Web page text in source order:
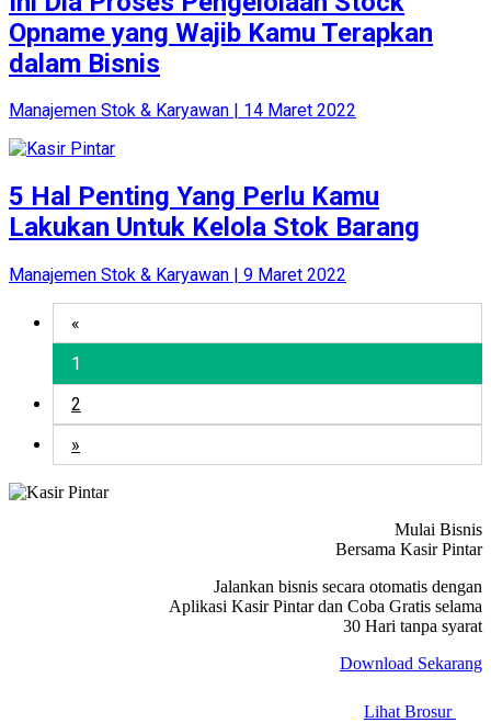
Opname yang Wajib Kamu Terapkan
dalam Bisnis
Manajemen Stok & Karyawan | 14 Maret 2022
5 Hal Penting Yang Perlu Kamu
Lakukan Untuk Kelola Stok Barang
Manajemen Stok & Karyawan | 9 Maret 2022
«
1
2
»
Mulai Bisnis
Bersama Kasir Pintar
Jalankan bisnis secara otomatis dengan
Aplikasi Kasir Pintar dan Coba Gratis selama
30 Hari tanpa syarat
Download Sekarang
Lihat Brosur